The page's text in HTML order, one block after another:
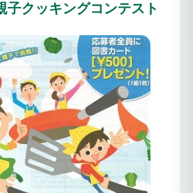
クッキングコンテスト